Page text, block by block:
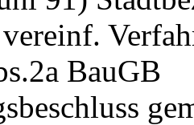
BauGB